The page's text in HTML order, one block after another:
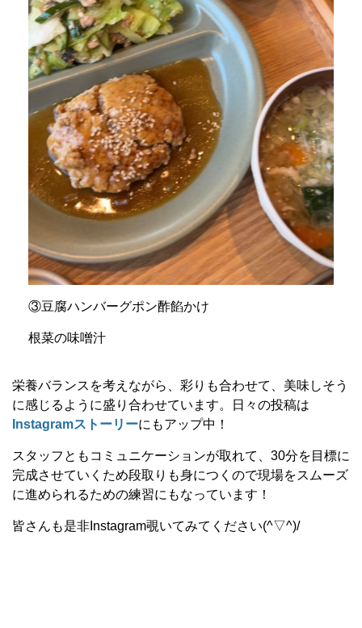
③豆腐ハンバーグポン酢餡かけ
根菜の味噌汁
栄養バランスを考えながら、彩りも合わせて、美味しそう
に感じるように盛り合わせています。日々の投稿は
Instagramストーリーにもアップ中！
スタッフともコミュニケーションが取れて、30分を目標に
完成させていくため段取りも身につくので現場をスムーズ
に進められるための練習にもなっています！
皆さんも是非Instagram覗いてみてください(^▽^)/